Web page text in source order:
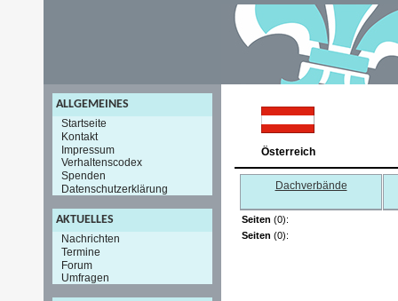
ALLGEMEINES
Startseite
Kontakt
Impressum
Verhaltenscodex
Spenden
Datenschutzerklärung
AKTUELLES
Nachrichten
Termine
Forum
Umfragen
Österreich
Dachverbände
Seiten (0):
Seiten (0):